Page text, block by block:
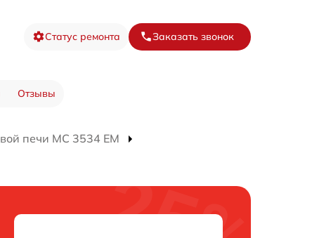
Статус ремонта Заказать звонок
Отзывы
печи MC 3534 EM